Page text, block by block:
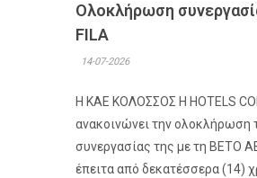
Ολοκλήρωση
FILA
14-07-2026
Η ΚΑΕ ΚΟΛΟΣΣΟΣ H HOTELS
ανακοινώνει την ολοκλήρωση
συνεργασίας της με τη ΒΕΤΟ
έπειτα από δεκατέσσερα (14)